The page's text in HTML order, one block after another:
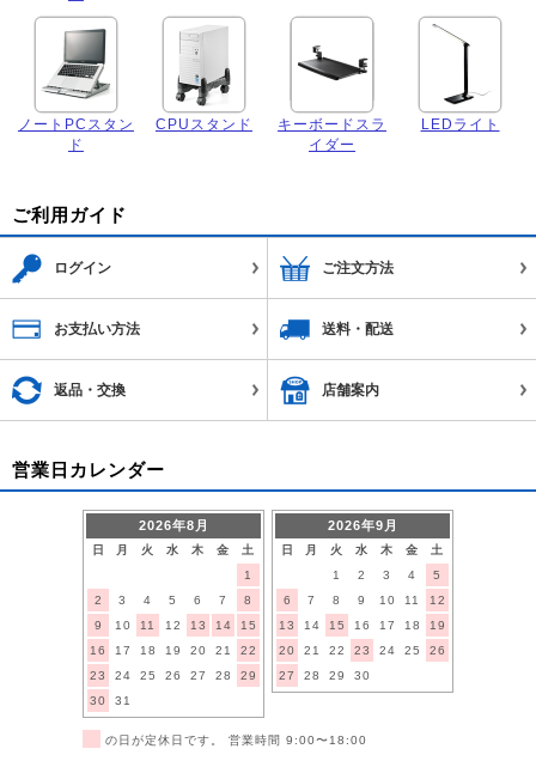
ノートPCスタン
ド
CPUスタンド
キーボードスラ
イダー
LEDライト
ご利用ガイド
ログイン ご注文方法
お支払い方法 送料・配送
返品・交換 店舗案内
営業日カレンダー
2026年8月
日 月 火 水 木 金
土
1
2
3 4 5 6 7
8
9
10 11 12 13 14
15
16
17 18 19 20 21
22
23
24 25 26 27 28
29
30
31
2026年9月
日 月 火 水 木 金
土
1
2 3 4
5
6
7 8 9 10 11
12
13
14 15 16 17 18
19
20
21 22 23 24 25
26
27
28 29 30
の日が定休日です。 営業時間 9:00〜18:00